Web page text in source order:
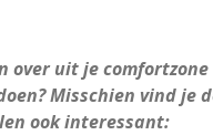
over uit je
Misschien vind je
ook interessant: